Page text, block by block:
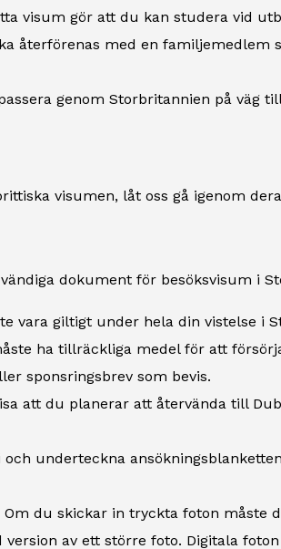
visum gör att du kan studera vid
återförenas med en familjemedlem
genom Storbritannien på väg
visumen, låt oss gå igenom
dokument för besöksvisum i
vara giltigt under hela din vistelse i
ha tillräckliga medel för att
sponsringsbrev som bevis.
att du planerar att återvända till
och underteckna
Om du skickar in tryckta foton måste
av ett större foto. Digitala